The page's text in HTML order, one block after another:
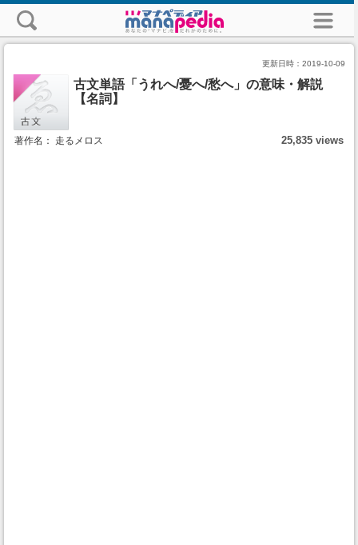
更新日時： 2019-10-09
古文単語「うれへ/憂へ/愁へ」の意味・解説
【名詞】
著作名： 走るメロス 25,835 views